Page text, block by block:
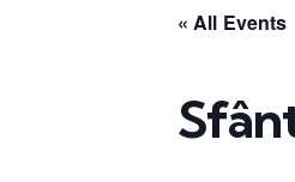
« All Events